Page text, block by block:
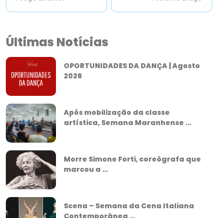
Últimas Notícias
OPORTUNIDADES DA DANÇA | Agosto
2026
Após mobilização da classe
artística, Semana Maranhense ...
Morre Simone Forti, coreógrafa que
marcou a ...
Scena – Semana da Cena Italiana